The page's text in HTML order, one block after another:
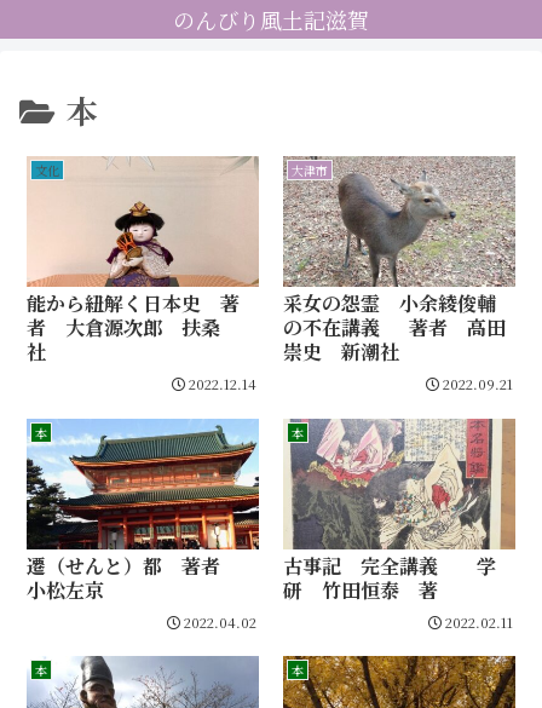
のんびり風土記滋賀
本
文化
能から紐解く日本史 著
者 大倉源次郎 扶桑
社
2022.12.14
大津市
采女の怨霊 小余綾俊輔
の不在講義 著者 高田
崇史 新潮社
2022.09.21
本
遷（せんと）都 著者
小松左京
2022.04.02
本
古事記 完全講義 学
研 竹田恒泰 著
2022.02.11
本 本